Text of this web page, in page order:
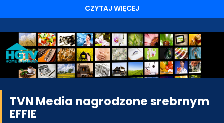
CZYTAJ WIĘCEJ
TVN Media nagrodzone srebrnym
EFFIE